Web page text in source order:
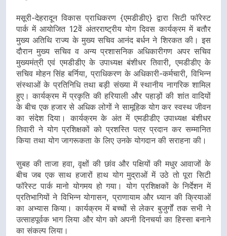
मसूरी-देहरादून विकास प्राधिकरण {एमडीडीए} द्वारा सिटी फॉरेस्ट
पार्क में आयोजित 12वें अंतरराष्ट्रीय योग दिवस कार्यक्रम में बतौर
मुख्य अतिथि राज्य के मुख्य सचिव आनंद बर्धन ने शिरकत की। इस
दौरान मुख्य सचिव व अन्य प्रशासनिक अधिकारीगण अपर सचिव
मुख्यमंत्री एवं एमडीडीए के उपाध्यक्ष बंशीधर तिवारी, एमडीडीए के
सचिव मोहन सिंह बर्निया, प्राधिकरण के अधिकारी-कर्मचारी, विभिन्न
संस्थाओं के प्रतिनिधि तथा बड़ी संख्या में स्थानीय नागरिक शामिल
हुए। कार्यक्रम में प्रकृति की हरियाली और पहाड़ों की शांत वादियों
के बीच एक हजार से अधिक लोगों ने सामूहिक योग कर स्वस्थ जीवन
का संदेश दिया। कार्यक्रम के अंत में एमडीडीए उपाध्यक्ष बंशीधर
तिवारी ने योग प्रशिक्षकों को प्रशस्ति पत्र प्रदान कर सम्मानित
किया तथा योग जागरूकता के लिए उनके योगदान की सराहना की।
सुबह की ताजा हवा, वृक्षों की छांव और पक्षियों की मधुर आवाजों के
बीच जब एक साथ हजारों हाथ योग मुद्राओं में उठे तो पूरा सिटी
फॉरेस्ट पार्क मानो योगमय हो गया। योग प्रशिक्षकों के निर्देशन में
प्रतिभागियों ने विभिन्न योगासन, प्राणायाम और ध्यान की क्रियाओं
का अभ्यास किया। कार्यक्रम में बच्चों से लेकर बुजुर्गों तक सभी ने
उत्साहपूर्वक भाग लिया और योग को अपनी दिनचर्या का हिस्सा बनाने
का संकल्प लिया।